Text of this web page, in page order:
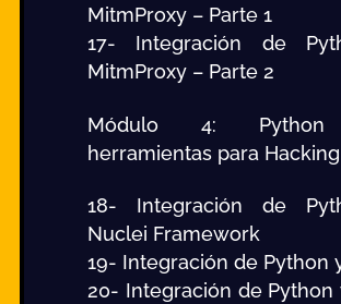
MitmProxy – Parte 1
17- Integración de
MitmProxy – Parte 2
Módulo 4:
herramientas para
18- Integración de
Nuclei Framework
19- Integración de Python
20- Integración de Python